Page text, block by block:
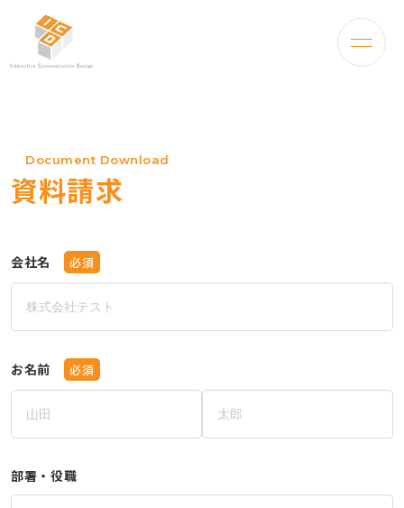
Document Download
資料請求
会社名 必須
お名前 必須
部署・役職